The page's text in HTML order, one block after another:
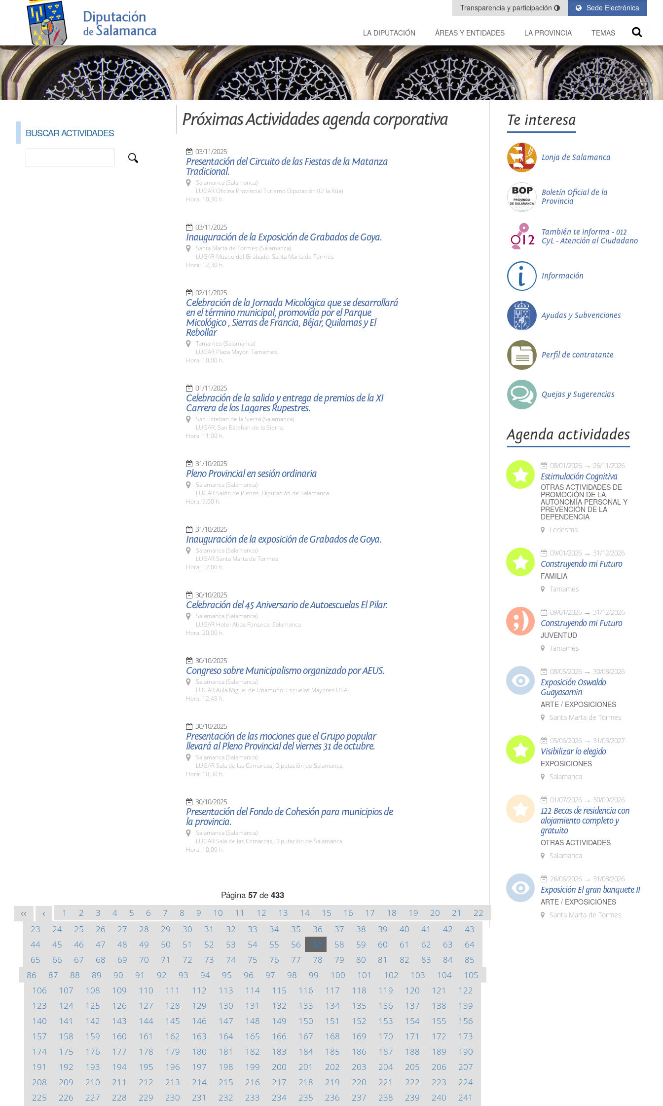
Sede Electrónica
Transparencia y participación
LA DIPUTACIÓN ÁREAS Y ENTIDADES LA PROVINCIA TEMAS
BUSCAR ACTIVIDADES
Próximas Actividades agenda corporativa
03/11/2025
Presentación del Circuito de las Fiestas de la Matanza
Tradicional.
Salamanca (Salamanca)
LUGAR Oficina Provincial Turismo Diputación (C/ la Rúa)
Hora: 10,30 h.
03/11/2025
Inauguración de la Exposición de Grabados de Goya.
Santa Marta de Tormes (Salamanca)
LUGAR Museo del Grabado. Santa Marta de Tormes
Hora: 12,30 h.
02/11/2025
Celebración de la Jornada Micológica que se desarrollará
en el término municipal, promovida por el Parque
Micológico , Sierras de Francia, Béjar, Quilamas y El
Rebollar
Tamames (Salamanca)
LUGAR Plaza Mayor. Tamames.
Hora: 10,00 h.
01/11/2025
Celebración de la salida y entrega de premios de la XI
Carrera de los Lagares Rupestres.
San Esteban de la Sierra (Salamanca)
LUGAR: San Esteban de la Sierra.
Hora: 11,00 h.
31/10/2025
Pleno Provincial en sesión ordinaria
Salamanca (Salamanca)
LUGAR Salón de Plenos. Diputación de Salamanca.
Hora: 9:00 h.
31/10/2025
Inauguración de la exposición de Grabados de Goya.
Salamanca (Salamanca)
LUGAR Santa Marta de Tormes
Hora: 12:00 h.
30/10/2025
Celebración del 45 Aniversario de Autoescuelas El Pilar.
Salamanca (Salamanca)
LUGAR Hotel Abba Fonseca. Salamanca
Hora: 20,00 h.
30/10/2025
Congreso sobre Municipalismo organizado por AEUS.
Salamanca (Salamanca)
LUGAR Aula Miguel de Unamuno. Escuelas Mayores USAL.
Hora: 12,45 h.
30/10/2025
Presentación de las mociones que el Grupo popular
llevará al Pleno Provincial del viernes 31 de octubre.
Salamanca (Salamanca)
LUGAR Sala de las Comarcas, Diputación de Salamanca.
Hora: 10,30 h.
30/10/2025
Presentación del Fondo de Cohesión para municipios de
la provincia.
Salamanca (Salamanca)
LUGAR Sala de las Comarcas, Diputación de Salamanca.
Hora: 10,00 h.
Página 57 de 433
<< < 1 2 3 4 5 6 7 8 9 10 11 12 13 14 15 16 17 18 19 20 21
22
23
24 25 26 27 28 29 30 31 32 33 34 35 36 37 38 39 40 41 42
43
44
45 46 47 48 49 50 51 52 53 54 55 56 57 58 59 60 61 62 63
64
65
66 67 68 69 70 71 72 73 74 75 76 77 78 79 80 81 82 83 84
85
86
87 88 89 90 91 92 93 94 95 96 97 98 99 100 101 102 103 104
105
106
107 108 109 110 111 112 113 114 115 116 117 118 119 120 121
122
123
124 125 126 127 128 129 130 131 132 133 134 135 136 137 138
139
140
141 142 143 144 145 146 147 148 149 150 151 152 153 154 155
156
157
158 159 160 161 162 163 164 165 166 167 168 169 170 171 172
173
174
175 176 177 178 179 180 181 182 183 184 185 186 187 188 189
190
191
192 193 194 195 196 197 198 199 200 201 202 203 204 205 206
207
208
209 210 211 212 213 214 215 216 217 218 219 220 221 222 223
224
225
226 227 228 229 230 231 232 233 234 235 236 237 238 239 240 241
Te interesa
Lonja de Salamanca
Boletín Oficial de la
Provincia
También te informa - 012
CyL - Atención al Ciudadano
Información
Ayudas y Subvenciones
Perfil de contratante
Quejas y Sugerencias
Agenda actividades
08/01/2026 26/11/2026
Estimulación Cognitiva
OTRAS ACTIVIDADES DE
PROMOCIÓN DE LA
AUTONOMÍA PERSONAL Y
PREVENCIÓN DE LA
DEPENDENCIA
Ledesma
09/01/2026 31/12/2026
Construyendo mi Futuro
FAMILIA
Tamames
09/01/2026 31/12/2026
Construyendo mi Futuro
JUVENTUD
Tamames
08/05/2026 30/08/2026
Exposición Oswaldo
Guayasamín
ARTE / EXPOSICIONES
Santa Marta de Tormes
05/06/2026 31/03/2027
Visibilizar lo elegido
EXPOSICIONES
Salamanca
01/07/2026 30/09/2026
122 Becas de residencia con
alojamiento completo y
gratuito
OTRAS ACTIVIDADES
Salamanca
26/06/2026 31/08/2026
Exposición El gran banquete II
ARTE / EXPOSICIONES
Santa Marta de Tormes